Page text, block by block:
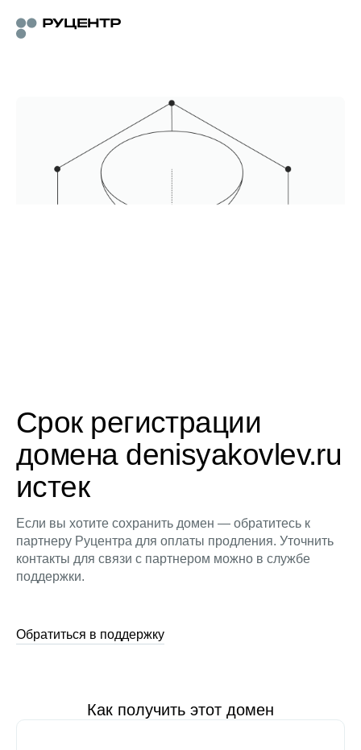
Срок регистрации
домена denisyakovlev.ru
истек
Если вы хотите сохранить домен — обратитесь к
партнеру Руцентра для оплаты продления. Уточнить
контакты для связи с партнером можно в службе
поддержки.
Обратиться в поддержку
Как получить этот домен